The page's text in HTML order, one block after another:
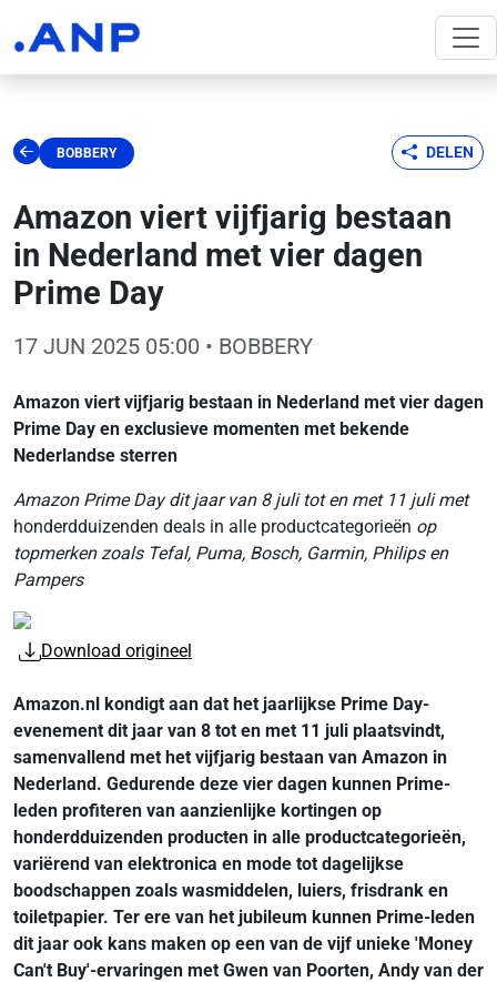
BOBBERY DELEN
Amazon viert vijfjarig bestaan
in Nederland met vier dagen
Prime Day
17 JUN 2025 05:00 • BOBBERY
Amazon viert vijfjarig bestaan in Nederland met vier dagen
Prime Day en exclusieve momenten met bekende
Nederlandse sterren
Amazon Prime Day dit jaar van 8 juli tot en met 11 juli met
honderdduizenden deals in alle productcategorieën op
topmerken zoals Tefal, Puma, Bosch, Garmin, Philips en
Pampers
Download origineel
Amazon.nl kondigt aan dat het jaarlijkse Prime Day-
evenement dit jaar van 8 tot en met 11 juli plaatsvindt,
samenvallend met het vijfjarig bestaan van Amazon in
Nederland. Gedurende deze vier dagen kunnen Prime-
leden profiteren van aanzienlijke kortingen op
honderdduizenden producten in alle productcategorieën,
variërend van elektronica en mode tot dagelijkse
boodschappen zoals wasmiddelen, luiers, frisdrank en
toiletpapier. Ter ere van het jubileum kunnen Prime-leden
dit jaar ook kans maken op een van de vijf unieke 'Money
Can't Buy'-ervaringen met Gwen van Poorten, Andy van der